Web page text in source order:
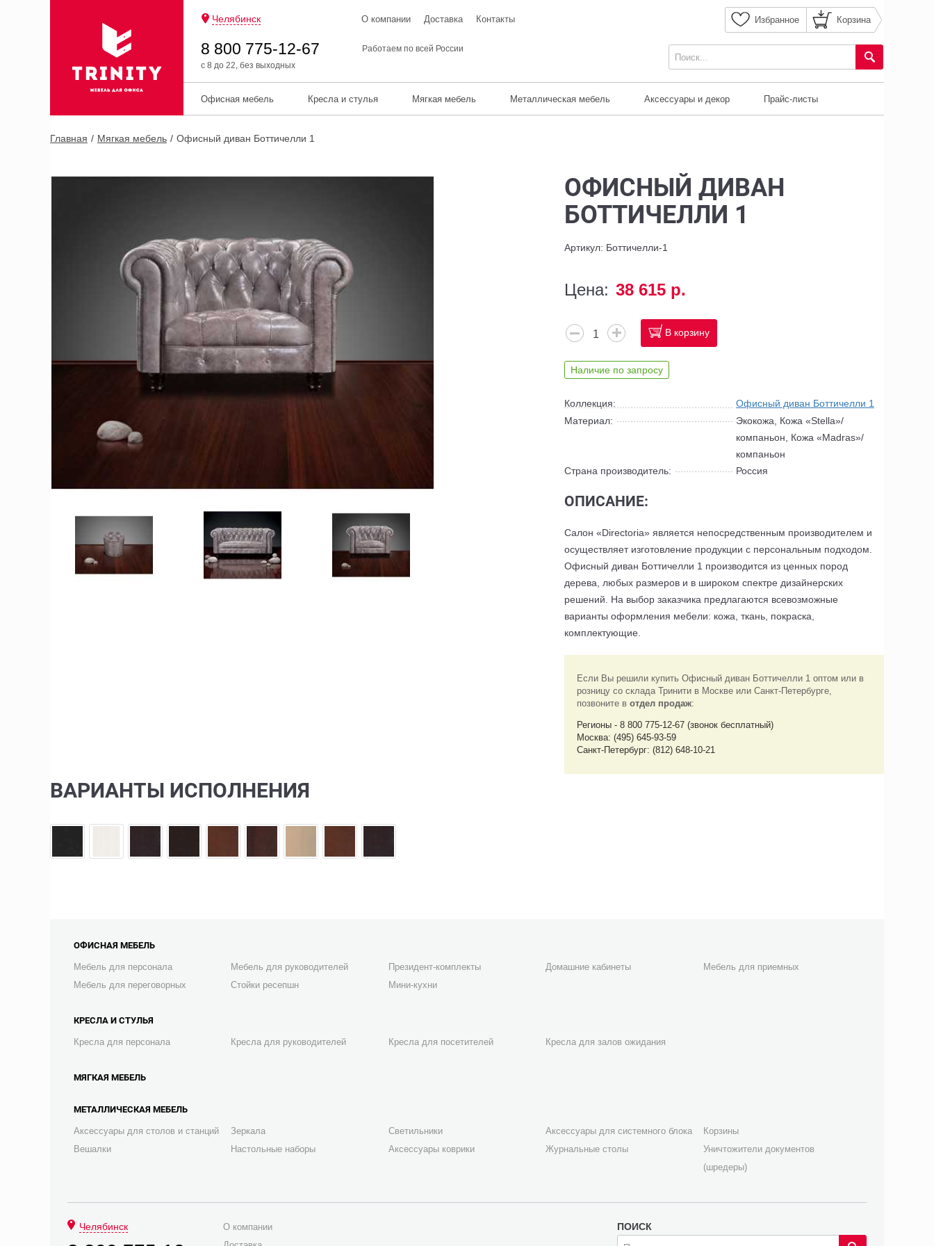
Челябинск О компании Доставка Контакты Избранное Корзина
8 800 775-12-67
с 8 до 22, без выходных
Работаем по всей России
Офисная мебель Кресла и стулья Мягкая мебель Металлическая мебель Аксессуары и декор Прайс-листы
Главная Мягкая мебель Офисный диван Боттичелли 1
ОФИСНЫЙ ДИВАН
БОТТИЧЕЛЛИ 1
Артикул: Боттичелли-1
Цена: 38 615 р.
В корзину
Наличие по запросу
Коллекция:
Офисный диван Боттичелли 1
Материал:
Экокожа, Кожа «Stella»/
компаньон, Кожа «Madras»/
компаньон
Страна производитель:
Россия
ОПИСАНИЕ:
Салон «Directoria» является непосредственным производителем и
осуществляет изготовление продукции с персональным подходом.
Офисный диван Боттичелли 1 производится из ценных пород
дерева, любых размеров и в широком спектре дизайнерских
решений. На выбор заказчика предлагаются всевозможные
варианты оформления мебели: кожа, ткань, покраска,
комплектующие.
Если Вы решили купить Офисный диван Боттичелли 1 оптом или в
розницу со склада Тринити в Москве или Санкт-Петербурге,
позвоните в отдел продаж:
Регионы - 8 800 775-12-67 (звонок бесплатный)
Москва: (495) 645-93-59
Санкт-Петербург: (812) 648-10-21
ВАРИАНТЫ ИСПОЛНЕНИЯ
ОФИСНАЯ МЕБЕЛЬ
Мебель для персонала Мебель для руководителей Президент-комплекты Домашние кабинеты
Мебель для приемных
Мебель для переговорных
Стойки ресепшн Мини-кухни
КРЕСЛА И СТУЛЬЯ
Кресла для персонала Кресла для руководителей Кресла для посетителей Кресла для залов ожидания
МЯГКАЯ МЕБЕЛЬ
МЕТАЛЛИЧЕСКАЯ МЕБЕЛЬ
Аксессуары для столов и станций Зеркала Светильники Аксессуары для системного блока
Корзины
Вешалки
Настольные наборы Аксессуары коврики Журнальные столы
Уничтожители документов
(шредеры)
Челябинск
О компании
ПОИСК